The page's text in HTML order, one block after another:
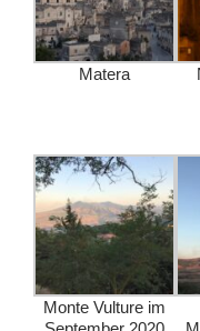
Matera
Monte Vulture im